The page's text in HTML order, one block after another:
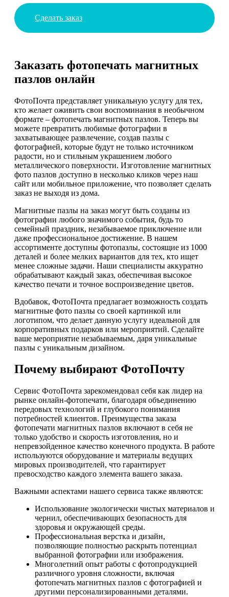
Сделать заказ
Заказать фотопечать магнитных
пазлов онлайн
ФотоПочта представляет уникальную услугу для тех,
кто желает оживить свои воспоминания в необычном
формате – фотопечать магнитных пазлов. Теперь вы
можете превратить любимые фотографии в
захватывающее развлечение, создав пазлы с
фотографией, которые будут не только источником
радости, но и стильным украшением любого
металлического поверхности. Изготовление магнитных
фото пазлов доступно в несколько кликов через наш
сайт или мобильное приложение, что позволяет сделать
заказ не выходя из дома.
Магнитные пазлы на заказ могут быть созданы из
фотографии любого значимого события, будь то
семейный праздник, незабываемое приключение или
даже профессиональное достижение. В нашем
ассортименте доступны фотопазлы, состоящие из 1000
деталей и более мелких вариантов для тех, кто ищет
менее сложные задачи. Наши специалисты аккуратно
обрабатывают каждый заказ, обеспечивая высокое
качество печати и точное воспроизведение цветов.
Вдобавок, ФотоПочта предлагает возможность создать
магнитные фото пазлы со своей картинкой или
логотипом, что делает данную услугу идеальной для
корпоративных подарков или мероприятий. Сделайте
ваше мероприятие незабываемым, даря уникальные
пазлы с уникальным дизайном.
Почему выбирают ФотоПочту
Сервис ФотоПочта зарекомендовал себя как лидер на
рынке онлайн-фотопечати, благодаря объединению
передовых технологий и глубокого понимания
потребностей клиентов. Преимущества заказа
фотопечати магнитных пазлов включают в себя не
только удобство и скорость изготовления, но и
непревзойденное качество конечного продукта. В работе
используются оборудование и материалы ведущих
мировых производителей, что гарантирует
превосходство каждого элемента вашего заказа.
Важными аспектами нашего сервиса также являются:
Использование экологически чистых материалов и
чернил, обеспечивающих безопасность для
здоровья и окружающей среды.
Профессиональная верстка и дизайн,
позволяющие полностью раскрыть потенциал
выбранной фотографии или изображения.
Многолетний опыт работы с фотопродукцией
различного уровня сложности, включая
фотопечать магнитных пазлов с фотографией и
другими персонализированными деталями.